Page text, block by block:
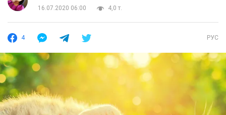
16.07.2020 06:00
4,0 т.
4 РУС